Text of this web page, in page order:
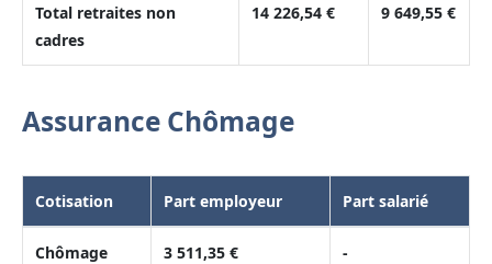
Total retraites non
cadres
14 226,54 € 9 649,55 €
Assurance Chômage
Cotisation Part employeur Part salarié
Chômage 3 511,35 € -